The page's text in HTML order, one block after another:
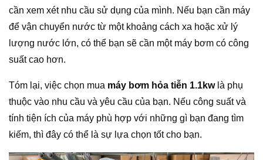
cần xem xét nhu cầu sử dụng của mình. Nếu bạn cần máy
để vận chuyển nước từ một khoảng cách xa hoặc xử lý
lượng nước lớn, có thể bạn sẽ cần một máy bơm có công
suất cao hơn.
Tóm lại, việc chọn mua máy bơm hỏa tiễn 1.1kwlà phụ
thuộc vào nhu cầu và yêu cầu của bạn. Nếu công suất và
tính tiện ích của máy phù hợp với những gì bạn đang tìm
kiếm, thì đây có thể là sự lựa chọn tốt cho bạn.